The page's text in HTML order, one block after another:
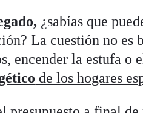
¿sabías que
La cuestión no es
encender la estufa o
de los hogares